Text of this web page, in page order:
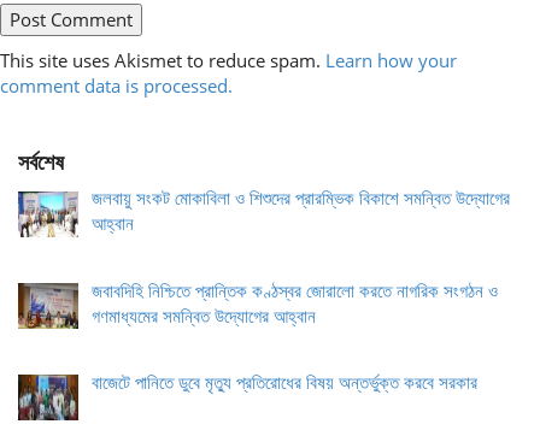
This site uses Akismet to reduce spam. Learn how your
comment data is processed.
সর্বশেষ
জলবায়ু সংকট মোকাবিলা ও শিশুদের প্রারম্ভিক বিকাশে সমন্বিত উদ্যোগের
আহ্বান
জবাবদিহি নিশ্চিতে প্রান্তিক কণ্ঠস্বর জোরালো করতে নাগরিক সংগঠন ও
গণমাধ্যমের সমন্বিত উদ্যোগের আহ্বান
বাজেটে পানিতে ডুবে মৃত্যু প্রতিরোধের বিষয় অন্তর্ভুক্ত করবে সরকার